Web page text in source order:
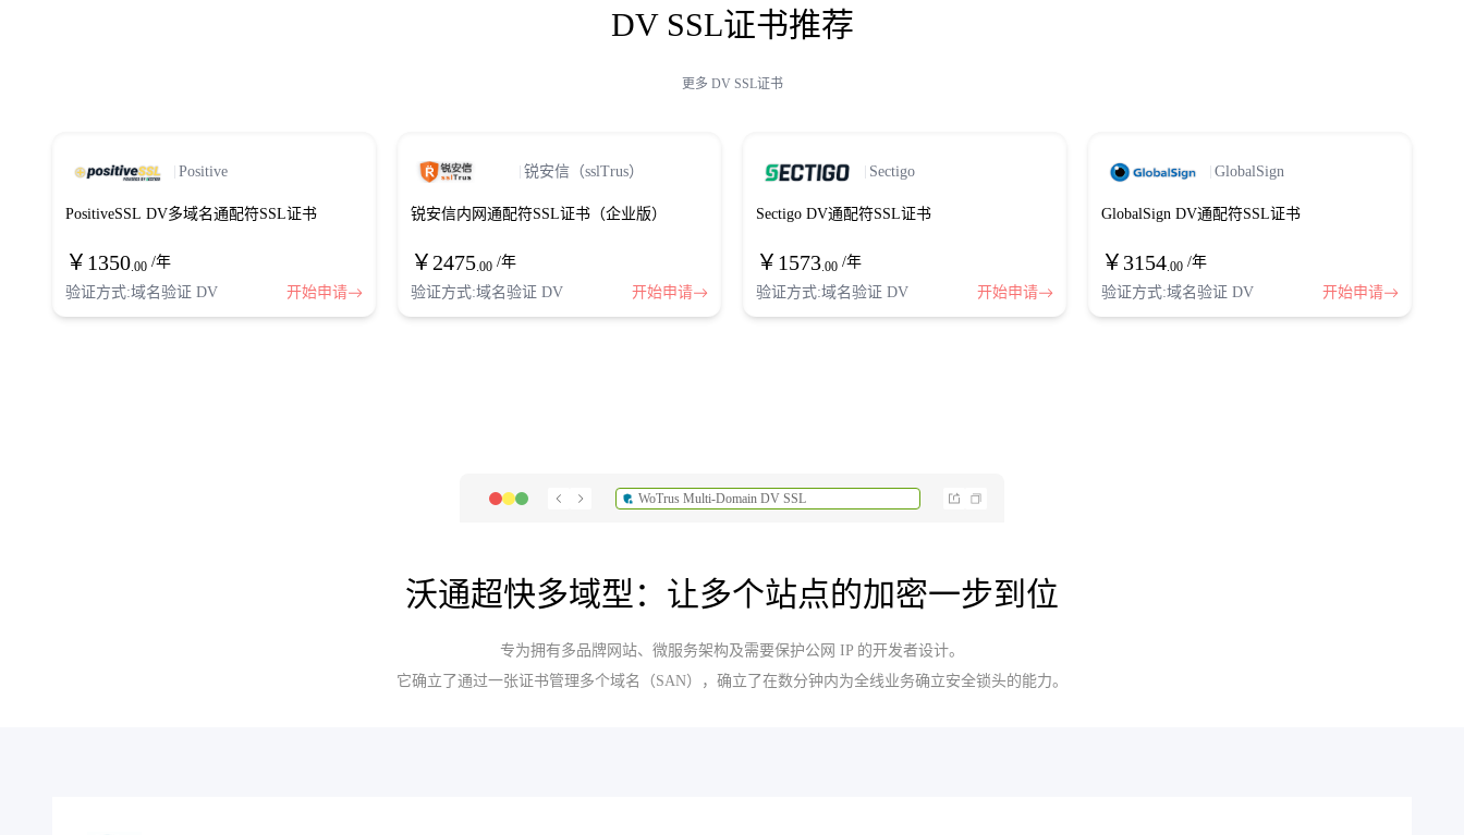
DV SSL证书推荐
更多 DV SSL证书
Positive
PositiveSSL DV多域名通配符SSL证书
￥ 1350.00 /年
验证方式:域名验证 DV
开始申请
锐安信（sslTrus）
锐安信内网通配符SSL证书（企业版）
￥ 2475.00 /年
验证方式:域名验证 DV
开始申请
Sectigo
Sectigo DV通配符SSL证书
￥ 1573.00 /年
验证方式:域名验证 DV
开始申请
GlobalSign
GlobalSign DV通配符SSL证书
￥ 3154.00 /年
验证方式:域名验证 DV
开始申请
WoTrus Multi-Domain DV SSL
沃通超快多域型：让多个站点的加密一步到位
专为拥有多品牌网站、微服务架构及需要保护公网 IP 的开发者设计。
它确立了通过一张证书管理多个域名（SAN），确立了在数分钟内为全线业务确立安全锁头的能力。